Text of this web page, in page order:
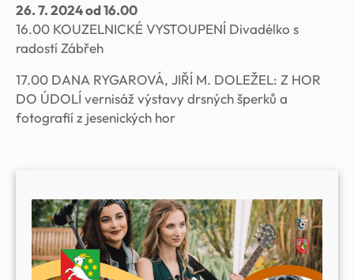
26. 7. 2024 od 16.00
16.00 KOUZELNICKÉ VYSTOUPENÍ Divadélko s
radostí Zábřeh
17.00 DANA RYGAROVÁ, JIŘÍ M. DOLEŽEL: Z HOR
DO ÚDOLÍ vernisáž výstavy drsných šperků a
fotografií z jesenických hor